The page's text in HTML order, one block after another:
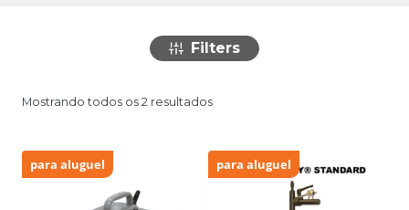
Filters
Mostrando todos os 2 resultados
para aluguel para aluguel